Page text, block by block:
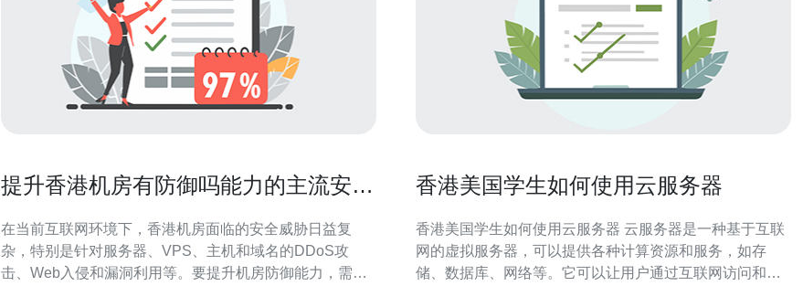
提升香港机房有防御吗能力的主流安全
在当前互联网环境下，香港机房面临的安全威胁日益复
杂，特别是针对服务器、VPS、主机和域名的DDoS攻
击、Web入侵和漏洞利用等。要提升机房防御能力，需采
香港美国学生如何使用云服务器
香港美国学生如何使用云服务器 云服务器是一种基于互联
网的虚拟服务器，可以提供各种计算资源和服务，如存
储、数据库、网络等。它可以让用户通过互联网访问和管